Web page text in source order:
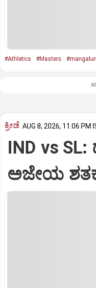
#Athletics #Masters
ಕ್ರೀಡೆ AUG 8, 2026, 11:06 PM
IND vs
ಅಜೇಯ